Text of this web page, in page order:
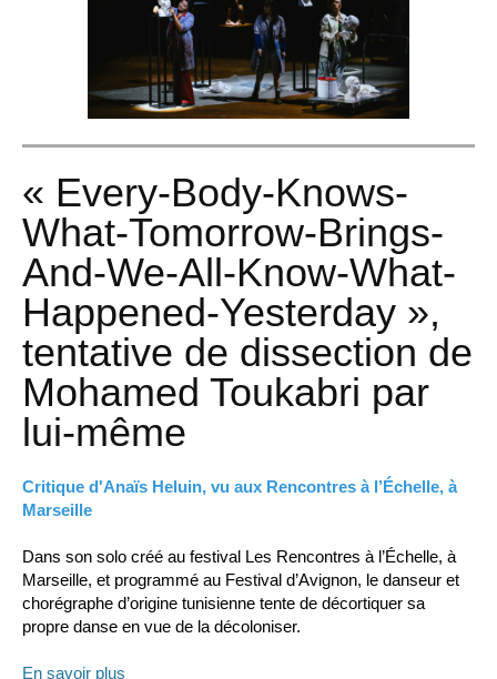
« Every-Body-Knows-
What-Tomorrow-Brings-
And-We-All-Know-What-
Happened-Yesterday »,
tentative de dissection de
Mohamed Toukabri par
lui-même
Critique d'Anaïs Heluin, vu aux Rencontres à l’Échelle, à
Marseille
Dans son solo créé au festival Les Rencontres à l’Échelle, à
Marseille, et programmé au Festival d’Avignon, le danseur et
chorégraphe d’origine tunisienne tente de décortiquer sa
propre danse en vue de la décoloniser.
En savoir plus